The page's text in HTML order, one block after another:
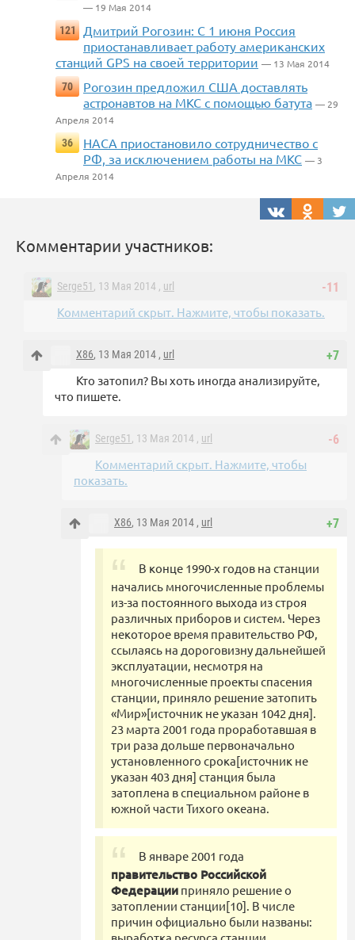
— 19 Мая 2014
121
Дмитрий Рогозин: С 1 июня Россия
приостанавливает работу американских
станций GPS на своей территории — 13 Мая 2014
70
Рогозин предложил США доставлять
астронавтов на МКС с помощью батута — 29
Апреля 2014
36
НАСА приостановило сотрудничество с
РФ, за исключением работы на МКС — 3
Апреля 2014
Комментарии участников:
-11
Serge51 , 13 Мая 2014 , url
Комментарий скрыт. Нажмите, чтобы показать.
+7
X86, 13 Мая 2014 , url
Кто затопил? Вы хоть иногда анализируйте,
что пишете.
-6
Serge51 , 13 Мая 2014 , url
Комментарий скрыт. Нажмите, чтобы
показать.
+7
X86, 13 Мая 2014 , url
В конце 1990-х годов на станции
начались многочисленные проблемы
из-за постоянного выхода из строя
различных приборов и систем. Через
некоторое время правительство РФ,
ссылаясь на дороговизну дальнейшей
эксплуатации, несмотря на
многочисленные проекты спасения
станции, приняло решение затопить
«Мир»[источник не указан 1042 дня].
23 марта 2001 года проработавшая в
три раза дольше первоначально
установленного срока[источник не
указан 403 дня] станция была
затоплена в специальном районе в
южной части Тихого океана.
В январе 2001 года
правительство Российской
Федерации приняло решение о
затоплении станции[10]. В числе
причин официально были названы: